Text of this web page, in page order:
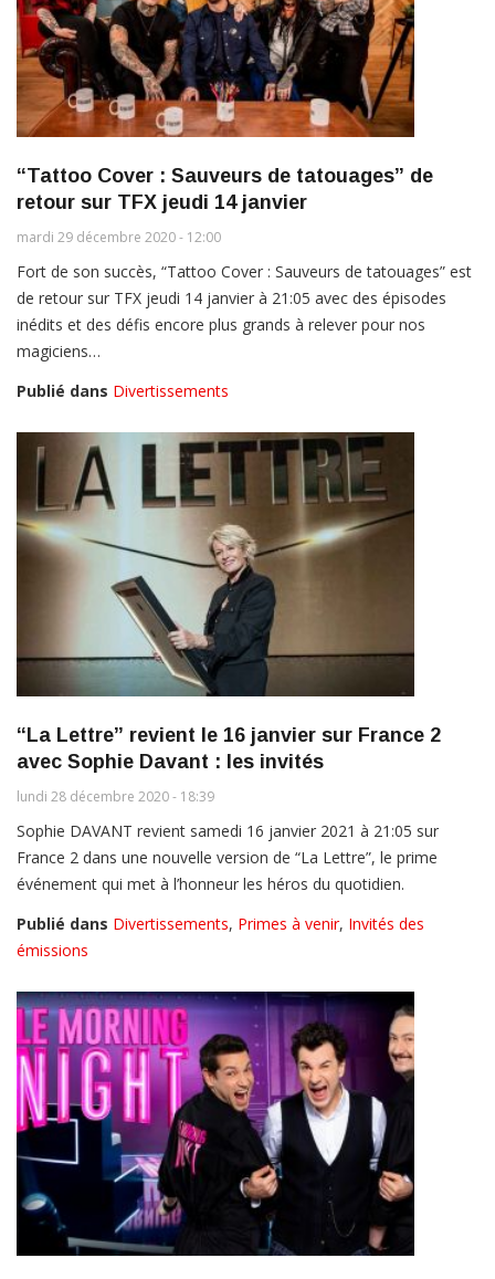
“Tattoo Cover : Sauveurs de tatouages” de
retour sur TFX jeudi 14 janvier
mardi 29 décembre 2020 - 12:00
Fort de son succès, “Tattoo Cover : Sauveurs de tatouages” est
de retour sur TFX jeudi 14 janvier à 21:05 avec des épisodes
inédits et des défis encore plus grands à relever pour nos
magiciens…
Publié dans Divertissements
“La Lettre” revient le 16 janvier sur France 2
avec Sophie Davant : les invités
lundi 28 décembre 2020 - 18:39
Sophie DAVANT revient samedi 16 janvier 2021 à 21:05 sur
France 2 dans une nouvelle version de “La Lettre”, le prime
événement qui met à l’honneur les héros du quotidien.
Publié dans Divertissements, Primes à venir, Invités des
émissions